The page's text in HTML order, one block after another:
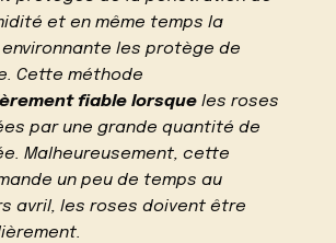
et en même temps la
environnante les protège de
Cette méthode
fiable lorsque les roses
par une grande quantité de
Malheureusement, cette
un peu de temps au
avril, les roses doivent être